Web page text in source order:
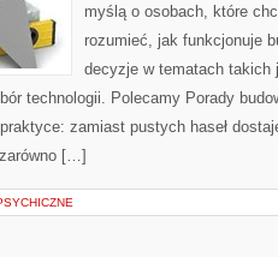
myślą o osobach, które
rozumieć, jak funkcjonuje
decyzje w tematach takich
technologii. Polecamy Porady
zamiast pustych haseł
[…]